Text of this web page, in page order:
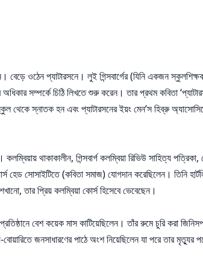
বেড়ে ওঠেন প্যাটারসনে। লুই গিন্সবার্গের (যিনি একজন
সম্পর্কে চিঠি লিখতে শুরু করেন। তার প্রথম কবিতা
থেকে স্নাতক হন এবং প্যাটারসনের ইয়ং মেন’স হিব্রু
থাকাকালীন, গিন্সবার্গ কলম্বিয়া রিভিউ সাহিত্য
সোসাইটিতে (কবিতা সমাজ) যোগদান করেছিলেন। তিনি
তার প্রিয় কলম্বিয়া কোর্স হিসেবে ভেবেছেন।
বেশ কয়েক মাস কাটিয়েছিলেন। তাঁর রুমে চুরি করা
জনসাধারণের পাঠে অংশ নিয়েছিলেন যা পরে তার